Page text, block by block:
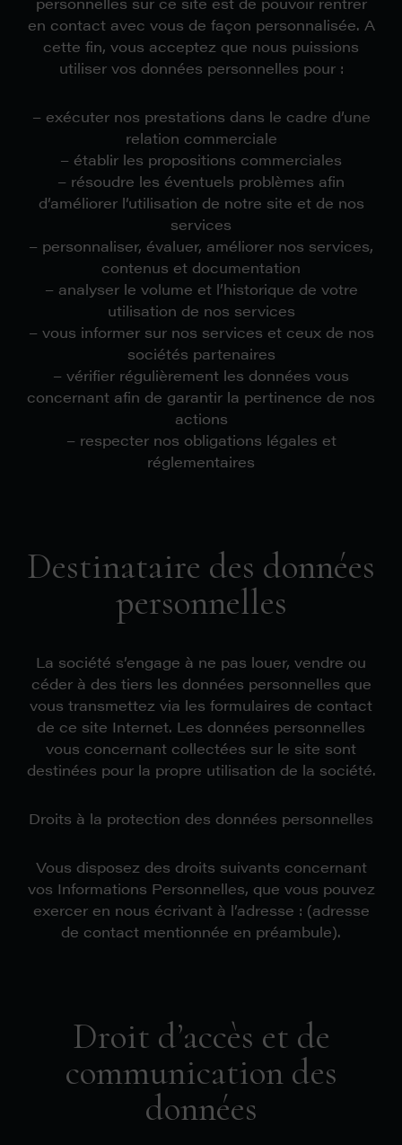
en contact avec vous de façon personnalisée. A
cette fin, vous acceptez que nous puissions
utiliser vos données personnelles pour :
– exécuter nos prestations dans le cadre d’une
relation commerciale
– établir les propositions commerciales
– résoudre les éventuels problèmes afin
d’améliorer l’utilisation de notre site et de nos
services
– personnaliser, évaluer, améliorer nos services,
contenus et documentation
– analyser le volume et l’historique de votre
utilisation de nos services
– vous informer sur nos services et ceux de nos
sociétés partenaires
– vérifier régulièrement les données vous
concernant afin de garantir la pertinence de nos
actions
– respecter nos obligations légales et
réglementaires
Destinataire des données
personnelles
La société s’engage à ne pas louer, vendre ou
céder à des tiers les données personnelles que
vous transmettez via les formulaires de contact
de ce site Internet. Les données personnelles
vous concernant collectées sur le site sont
destinées pour la propre utilisation de la société.
Droits à la protection des données personnelles
Vous disposez des droits suivants concernant
vos Informations Personnelles, que vous pouvez
exercer en nous écrivant à l’adresse : (adresse
de contact mentionnée en préambule).
Droit d’accès et de
communication des
données